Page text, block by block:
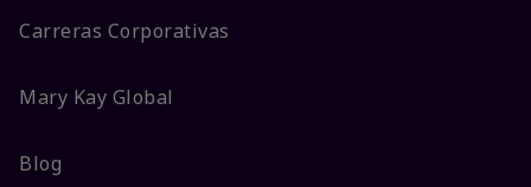
Carreras Corporativas
Mary Kay Global
Blog